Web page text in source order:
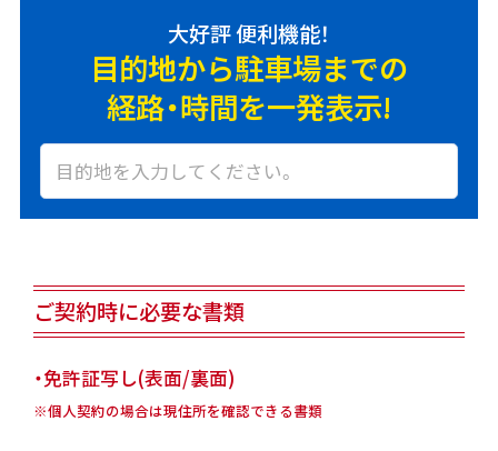
大好評 便利機能！
目的地から駐車場までの
経路・時間を一発表示!
ご契約時に必要な書類
・免許証写し(表面/裏面)
※個人契約の場合は現住所を確認できる書類